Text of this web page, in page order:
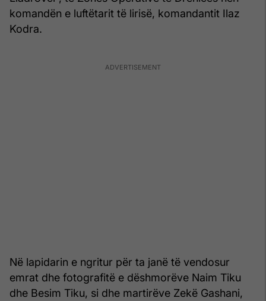
komandën e luftëtarit të lirisë, komandantit Ilaz
Kodra.
Në lapidarin e ngritur për ta janë të vendosur
emrat dhe fotografitë e dëshmorëve Naim Tiku
dhe Besim Tiku, si dhe martirëve Zekë Gashani,